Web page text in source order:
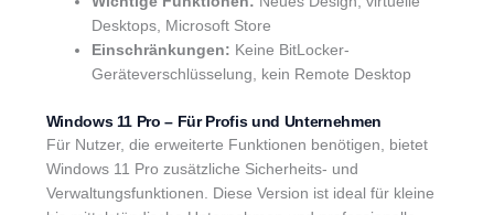
Desktops, Microsoft Store
Einschränkungen: Keine BitLocker-
Geräteverschlüsselung, kein Remote Desktop
Windows 11 Pro – Für Profis und Unternehmen
Für Nutzer, die erweiterte Funktionen benötigen, bietet
Windows 11 Pro zusätzliche Sicherheits- und
Verwaltungsfunktionen. Diese Version ist ideal für kleine